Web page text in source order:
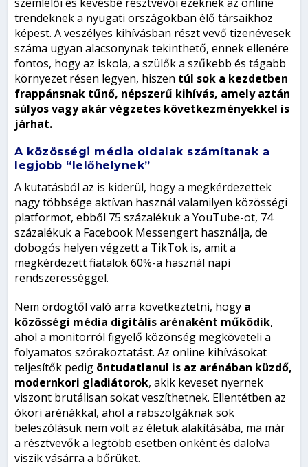
trendeknek a nyugati országokban élő társaikhoz
képest. A veszélyes kihívásban részt vevő tizenévesek
száma ugyan alacsonynak tekinthető, ennek ellenére
fontos, hogy az iskola, a szülők a szűkebb és tágabb
környezet résen legyen, hiszen túl sok a kezdetben
frappánsnak tűnő, népszerű kihívás, amely aztán
súlyos vagy akár végzetes következményekkel is
járhat.
A közösségi média oldalak számítanak a
legjobb “lelőhelynek”
A kutatásból az is kiderül, hogy a megkérdezettek
nagy többsége aktívan használ valamilyen közösségi
platformot, ebből 75 százalékuk a YouTube-ot, 74
százalékuk a Facebook Messengert használja, de
dobogós helyen végzett a TikTok is, amit a
megkérdezett fiatalok 60%-a használ napi
rendszerességgel.
Nem ördögtől való arra következtetni, hogy a
közösségi média digitális arénaként működik,
ahol a monitorról figyelő közönség megköveteli a
folyamatos szórakoztatást. Az online kihívásokat
teljesítők pedig öntudatlanul is az arénában küzdő,
modernkori gladiátorok, akik keveset nyernek
viszont brutálisan sokat veszíthetnek. Ellentétben az
ókori arénákkal, ahol a rabszolgáknak sok
beleszólásuk nem volt az életük alakításába, ma már
a résztvevők a legtöbb esetben önként és dalolva
viszik vásárra a bőrüket.